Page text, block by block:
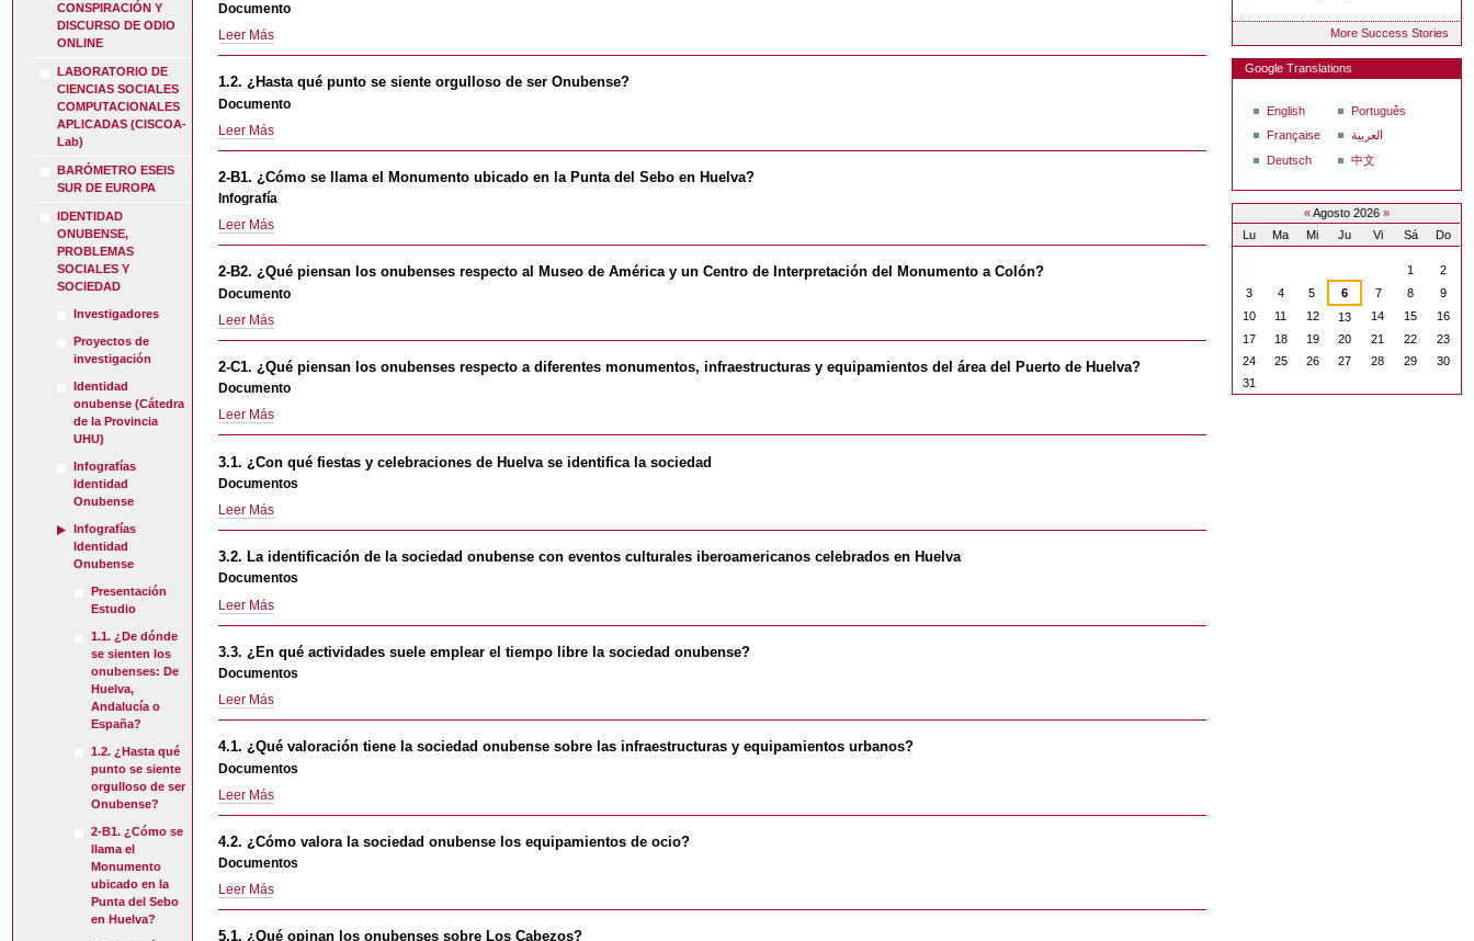
CONSPIRACIÓN Y
DISCURSO DE ODIO
ONLINE
LABORATORIO DE
CIENCIAS SOCIALES
COMPUTACIONALES
APLICADAS (CISCOA-
Lab)
BARÓMETRO ESEIS
SUR DE EUROPA
IDENTIDAD
ONUBENSE,
PROBLEMAS
SOCIALES Y
SOCIEDAD
Investigadores
Proyectos de
investigación
Identidad
onubense (Cátedra
de la Provincia
UHU)
Infografías
Identidad
Onubense
Infografías
Identidad
Onubense
Presentación
Estudio
1.1. ¿De dónde
se sienten los
onubenses: De
Huelva,
Andalucía o
España?
1.2. ¿Hasta qué
punto se siente
orgulloso de ser
Onubense?
2-B1. ¿Cómo se
llama el
Monumento
ubicado en la
Punta del Sebo
en Huelva?
Documento
1.1.
¿De
dónde
sienten
los
onubenses:
De
Huelva,
o
-
Leer Más
1.2. ¿Hasta qué punto se siente orgulloso de ser Onubense?
Documento
1.2.
¿Hasta
qué
se
siente
orgulloso
de
ser
-
Leer Más
2-B1. ¿Cómo se llama el Monumento ubicado en la Punta del Sebo en Huelva?
Infografía
2-
B1.
¿Cómo
llama
el
Monumento
ubicado
en
Punta
Sebo
en
Huelva?
-
Leer Más
2-B2. ¿Qué piensan los onubenses respecto al Museo de América y un Centro de Interpretación del Monumento a Colón?
Documento
2-
B2.
¿Qué
piensan
los
onubenses
respecto
al
Museo
América
y
un
Centro
Interpretación
Monumento
a
Colón?
-
Leer Más
2-C1. ¿Qué piensan los onubenses respecto a diferentes monumentos, infraestructuras y equipamientos del área del Puerto de Huelva?
Documento
2-
C1.
¿Qué
piensan
los
onubenses
respecto
a
diferentes
infraestructuras
y
equipamientos
del
del
de
Huelva?
-
Leer Más
3.1. ¿Con qué fiestas y celebraciones de Huelva se identifica la sociedad
Documentos
3.1.
¿Con
qué
celebraciones
de
Huelva
se
la
-
Leer Más
3.2. La identificación de la sociedad onubense con eventos culturales iberoamericanos celebrados en Huelva
Documentos
3.2.
La
identificación
la
sociedad
onubense
con
eventos
iberoamericanos
celebrados
en
Huelva
Leer Más
3.3. ¿En qué actividades suele emplear el tiempo libre la sociedad onubense?
Documentos
3.3.
¿En
qué
actividades
suele
emplear
el
tiempo
libre
sociedad
-
Leer Más
4.1. ¿Qué valoración tiene la sociedad onubense sobre las infraestructuras y equipamientos urbanos?
Documentos
4.1.
¿Qué
valoración
la
sociedad
onubense
sobre
Leer Más
4.2. ¿Cómo valora la sociedad onubense los equipamientos de ocio?
Documentos
4.2.
¿Cómo
valora
Leer Más
5.1. ¿Qué opinan los onubenses sobre Los Cabezos?
More Success Stories
Google Translations
English
Française
Deutsch
Português
العربية
中文
«Agosto 2026 »
Lu Ma Mi Ju Vi Sá Do
1
2
3
4 5 6 7 8
9
10
11 12 13 14 15
16
17
18 19 20 21 22
23
24
25 26 27 28 29
30
31